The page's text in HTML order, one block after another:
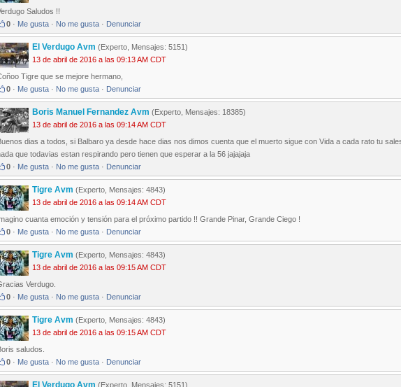
Saludos !!
0 · Me gusta · No me gusta · Denunciar
El Verdugo Avm (Experto, Mensajes: 5151)
13 de abril de 2016 a las 09:13 AM CDT
Tigre que se mejore hermano,
0 · Me gusta · No me gusta · Denunciar
Boris Manuel Fernandez Avm (Experto, Mensajes: 18385)
13 de abril de 2016 a las 09:14 AM CDT
dias a todos, si Balbaro ya desde hace dias nos dimos cuenta que el muerto sigue con Vida a cada rato tu
que todavias estan respirando pero tienen que esperar a la 56 jajajaja
0 · Me gusta · No me gusta · Denunciar
Tigre Avm (Experto, Mensajes: 4843)
13 de abril de 2016 a las 09:14 AM CDT
cuanta emoción y tensión para el próximo partido !! Grande Pinar, Grande Ciego !
0 · Me gusta · No me gusta · Denunciar
Tigre Avm (Experto, Mensajes: 4843)
13 de abril de 2016 a las 09:15 AM CDT
Verdugo.
0 · Me gusta · No me gusta · Denunciar
Tigre Avm (Experto, Mensajes: 4843)
13 de abril de 2016 a las 09:15 AM CDT
saludos.
0 · Me gusta · No me gusta · Denunciar
El Verdugo Avm (Experto, Mensajes: 5151)